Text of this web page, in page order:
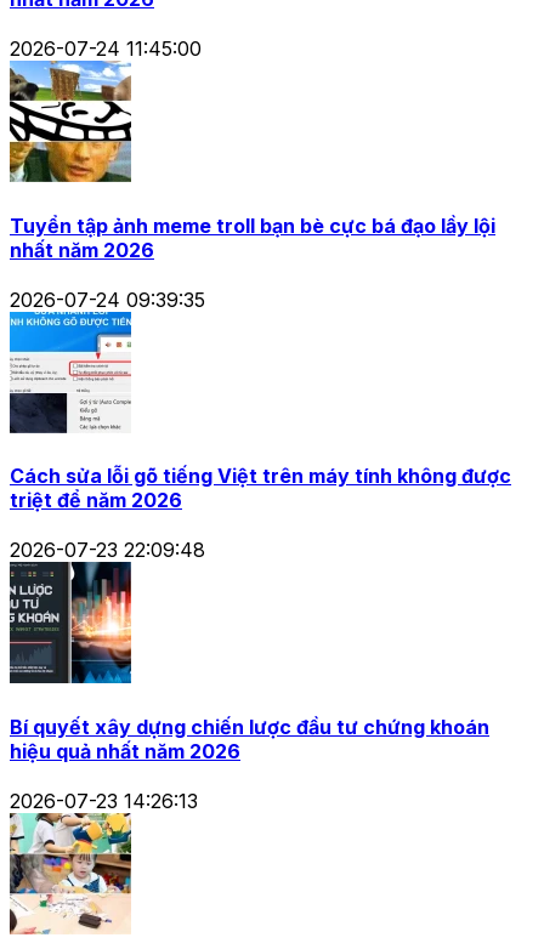
2026-07-24 11:45:00
Tuyển tập ảnh meme troll bạn bè cực bá đạo lầy lội
nhất năm 2026
2026-07-24 09:39:35
Cách sửa lỗi gõ tiếng Việt trên máy tính không được
triệt để năm 2026
2026-07-23 22:09:48
Bí quyết xây dựng chiến lược đầu tư chứng khoán
hiệu quả nhất năm 2026
2026-07-23 14:26:13